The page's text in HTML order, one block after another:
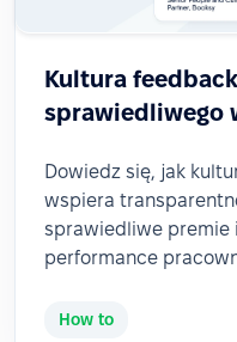
Kultura
sprawiedliwego
Dowiedz się, jak
wspiera
sprawiedliwe premie
performance
How to